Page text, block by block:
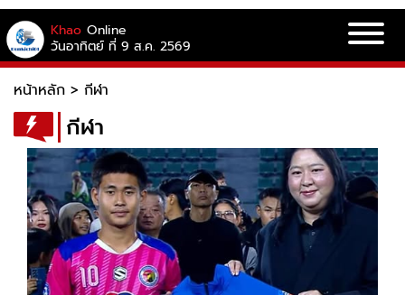
Khao Online
วันอาทิตย์ ที่ 9 ส.ค. 2569
หน้าหลัก > กีฬา
กีฬา